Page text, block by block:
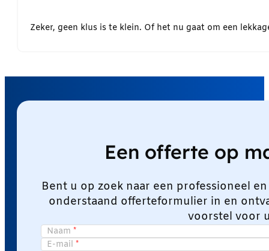
Zeker, geen klus is te klein. Of het nu gaat om een
Een offerte op
Bent u op zoek naar een professioneel
onderstaand offerteformulier in en
voorstel voor
Naam
E-mail